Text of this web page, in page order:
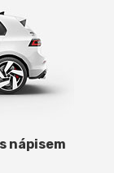
nápisem